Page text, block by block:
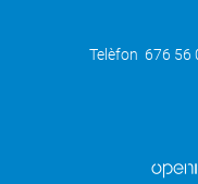
Telèfon 676 56